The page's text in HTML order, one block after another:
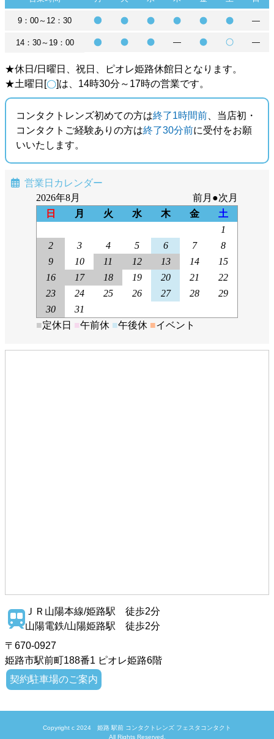
9：00～12：30 ―
14：30～19：00 ― ―
★休日/日曜日、祝日、ピオレ姫路休館日となります。
★土曜日[
]は、14時30分～17時の営業です。
コンタクトレンズ初めての方は終了1時間前 、当店初・
コンタクトご経験ありの方は終了30分前に受付をお願
いいたします。
営業日カレンダー
ＪＲ山陽本線/姫路駅 徒歩2分
山陽電鉄/山陽姫路駅 徒歩2分
〒670-0927
姫路市駅前町188番1 ピオレ姫路6階
契約駐車場のご案内
Copyright c 2024 姫路 駅前 コンタクトレンズ フェスタコンタクト
All Rights Reserved.